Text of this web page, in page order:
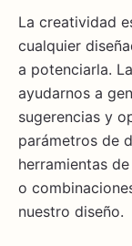
La creatividad
cualquier
a potenciarla.
ayudarnos a
sugerencias y
parámetros de
herramientas
o
nuestro diseño.